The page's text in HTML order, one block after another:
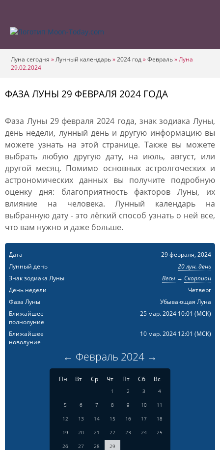
Луна сегодня »Лунный календарь»2024 год»Февраль»Луна
29.02.2024
ФАЗА ЛУНЫ 29 ФЕВРАЛЯ 2024 ГОДА
Фаза Луны 29 февраля 2024 года, знак зодиака Луны,
день недели, лунный день и другую информацию вы
можете узнать на этой странице. Также вы можете
выбрать любую другую дату, на июль, август, или
другой месяц. Помимо основных астролгоческих и
астрономических данных вы получите подробную
оценку дня: благоприятность факторов Луны, их
влияние на человека. Лунный календарь на
выбранную дату - это лёгкий способ узнать о ней все,
что вам нужно и даже больше.
Дата
29 февраля, 2024
Лунный день
20 лун. день
Знак зодиака Луны
Весы→ Скорпион
День недели
Четверг
Фаза Луны
Убывающая Луна
Ближайшее
полнолуние
25 мар. 2024 10:01 (МСК)
Ближайшее
новолуние
10 мар. 2024 12:01 (МСК)
← Февраль 2024 →
Пн Вт Ср Чт Пт Сб Вс
1 2 3
4
5
6 7 8 9 10
11
12
13 14 15 16 17
18
19
20 21 22 23 24
25
26
27 28 29